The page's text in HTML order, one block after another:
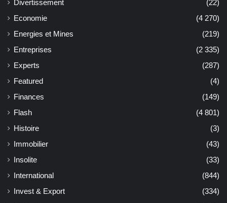
Divertissement
(22)
Economie
(4 270)
Energies et Mines
(219)
Entreprises
(2 335)
Experts
(287)
Featured
(4)
Finances
(149)
Flash
(4 801)
Histoire
(3)
Immobilier
(43)
Insolite
(33)
International
(844)
Invest & Export
(334)